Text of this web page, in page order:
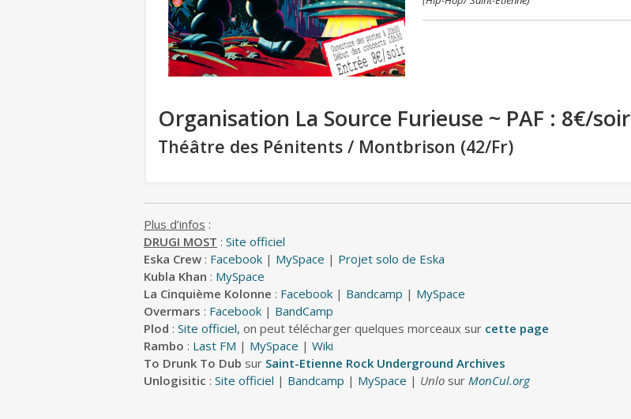
Organisation La Source Furieuse ~ PAF : 8€/soir
Théâtre des Pénitents / Montbrison (42/Fr)
UNLOGISTIC
PLOD
(Trio violon, violoncelle, batterie / Lyon)
Plus d’infos :
DRUGI MOST : Site officiel
Eska Crew : Facebook | MySpace | Projet solo de Eska
Kubla Khan : MySpace
La Cinquième Kolonne : Facebook | Bandcamp | MySpace
Overmars : Facebook | BandCamp
Plod : Site officiel, on peut télécharger quelques morceaux sur cette page
Rambo : Last FM | MySpace | Wiki
To Drunk To Dub sur Saint-Etienne Rock Underground Archives
Unlogisitic : Site officiel | Bandcamp | MySpace | Unlo sur MonCul.org